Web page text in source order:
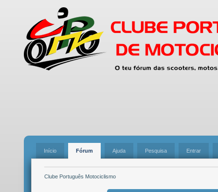
Início Fórum Ajuda Pesquisa Entrar
Clube Português Motociclismo